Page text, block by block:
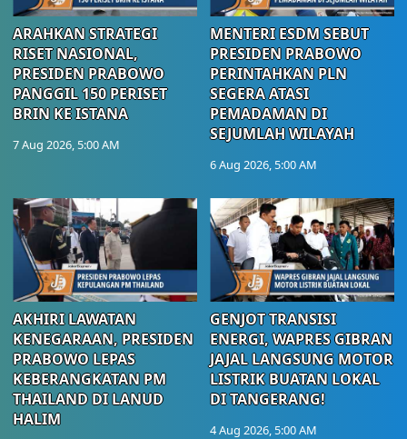
ARAHKAN STRATEGI
RISET NASIONAL,
PRESIDEN PRABOWO
PANGGIL 150 PERISET
BRIN KE ISTANA
7 Aug 2026, 5:00 AM
MENTERI ESDM SEBUT
PRESIDEN PRABOWO
PERINTAHKAN PLN
SEGERA ATASI
PEMADAMAN DI
SEJUMLAH WILAYAH
6 Aug 2026, 5:00 AM
AKHIRI LAWATAN
KENEGARAAN, PRESIDEN
PRABOWO LEPAS
KEBERANGKATAN PM
THAILAND DI LANUD
HALIM
GENJOT TRANSISI
ENERGI, WAPRES GIBRAN
JAJAL LANGSUNG MOTOR
LISTRIK BUATAN LOKAL
DI TANGERANG!
4 Aug 2026, 5:00 AM